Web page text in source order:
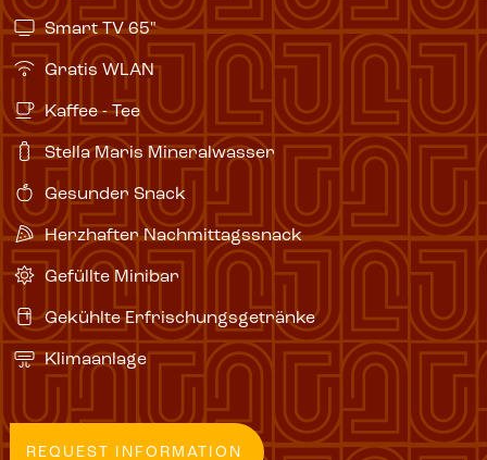
Smart TV 65"
Gratis WLAN
Kaffee - Tee
Stella Maris Mineralwasser
Gesunder Snack
Herzhafter Nachmittagssnack
Gefüllte Minibar
Gekühlte Erfrischungsgetränke
Klimaanlage
REQUEST INFORMATION